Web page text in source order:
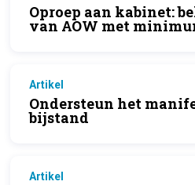
Oproep aan kabinet:
van AOW met
Artikel
Ondersteun het
bijstand
Artikel